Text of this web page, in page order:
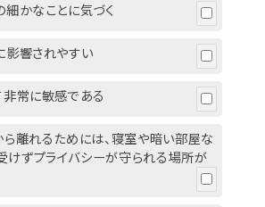
かなことに気づく
影響されやすい
常に敏感である
離れるためには、寝室や暗い部屋な
けずプライバシーが守られる場所が